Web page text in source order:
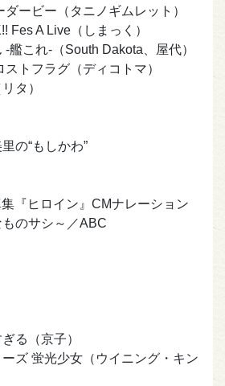
ダービー（タニノギムレット）
Fes A Live（しまっく）
-艦これ-（South Dakota、屋代）
ストフラグ（ディコトマ）
タ）
の“もしかわ”
集『ヒロイン』CMナレーション
ものサシ～／ABC
る（京子）
ーズ 蛍光少女（ウイニング・キン